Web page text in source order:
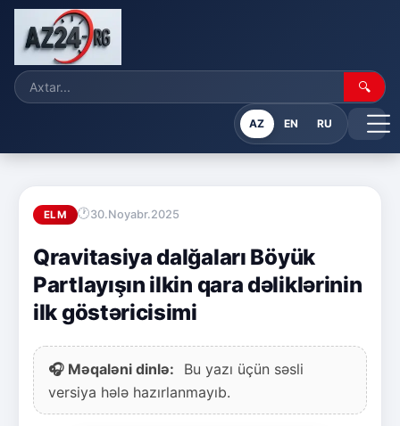
🔍
AZ EN RU
ELM 30.Noyabr.2025
Qravitasiya dalğaları Böyük
Partlayışın ilkin qara dəliklərinin
ilk göstəricisimi
🎧 Məqaləni dinlə:
Bu yazı üçün səsli
versiya hələ hazırlanmayıb.